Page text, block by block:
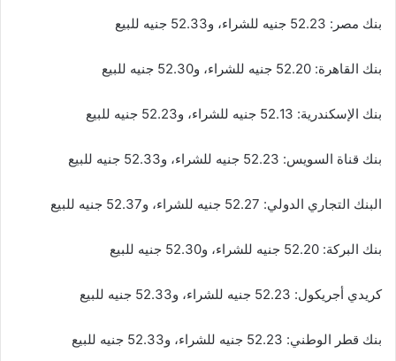
بنك مصر: 52.23 جنيه للشراء، و52.33 جنيه للبيع
بنك القاهرة: 52.20 جنيه للشراء، و52.30 جنيه للبيع
بنك الإسكندرية: 52.13 جنيه للشراء، و52.23 جنيه للبيع
بنك قناة السويس: 52.23 جنيه للشراء، و52.33 جنيه للبيع
البنك التجاري الدولي: 52.27 جنيه للشراء، و52.37 جنيه للبيع
بنك البركة: 52.20 جنيه للشراء، و52.30 جنيه للبيع
كريدي أجريكول: 52.23 جنيه للشراء، و52.33 جنيه للبيع
بنك قطر الوطني: 52.23 جنيه للشراء، و52.33 جنيه للبيع